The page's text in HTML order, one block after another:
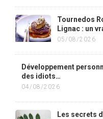
Tournedos
Lignac : un
05/08/2026
Développement
des idiots…
04/08/2026
Les secrets